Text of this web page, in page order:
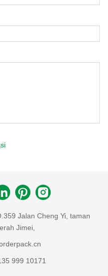
Jalan Cheng Yi, taman
Jimei,
999 10171